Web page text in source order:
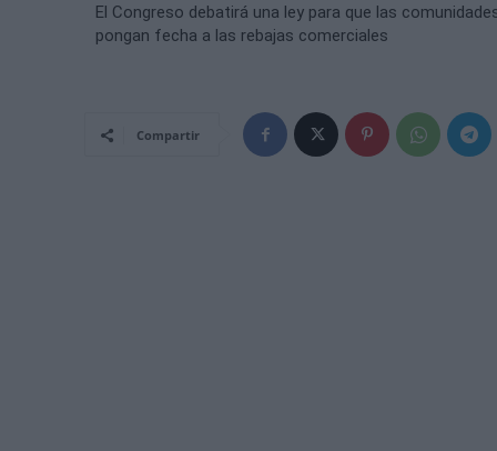
El Congreso debatirá una ley para que las
pongan fecha a las rebajas comerciales
Compartir